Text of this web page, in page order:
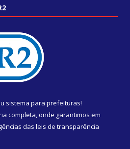
sistema para prefeituras!
completa, onde garantimos em
das leis de transparência